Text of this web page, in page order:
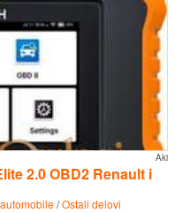
Aki
2.0 OBD2 Renault i
/Ostali delovi